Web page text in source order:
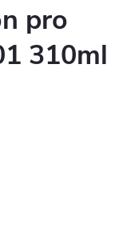
pro
310ml